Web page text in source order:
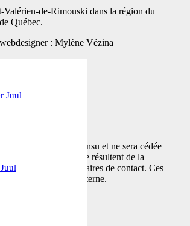
Juul
Valérien-de-Rimouski dans la région du
Québec.
: Mylène Vézina
Impreza
collectée à votre insu et ne sera cédée
recueillies sur le site résultent de la
via les formulaires de contact. Ces
pour un usage interne.